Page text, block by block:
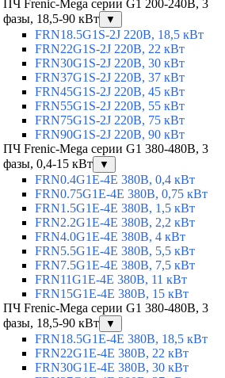
ПЧ Frenic-Mega серии G1 200-240В, 3
фазы, 18,5-90 кВт
▼
FRN18.5G1S-2J 220В, 18,5 кВт
FRN22G1S-2J 220В, 22 кВт
FRN30G1S-2J 220В, 30 кВт
FRN37G1S-2J 220В, 37 кВт
FRN45G1S-2J 220В, 45 кВт
FRN55G1S-2J 220В, 55 кВт
FRN75G1S-2J 220В, 75 кВт
FRN90G1S-2J 220В, 90 кВт
ПЧ Frenic-Mega серии G1 380-480В, 3
фазы, 0,4-15 кВт
▼
FRN0.4G1E-4E 380В, 0,4 кВт
FRN0.75G1E-4E 380В, 0,75 кВт
FRN1.5G1E-4E 380В, 1,5 кВт
FRN2.2G1E-4E 380В, 2,2 кВт
FRN4.0G1E-4E 380В, 4 кВт
FRN5.5G1E-4E 380В, 5,5 кВт
FRN7.5G1E-4E 380В, 7,5 кВт
FRN11G1E-4E 380В, 11 кВт
FRN15G1E-4E 380В, 15 кВт
ПЧ Frenic-Mega серии G1 380-480В, 3
фазы, 18,5-90 кВт
▼
FRN18.5G1E-4E 380В, 18,5 кВт
FRN22G1E-4E 380В, 22 кВт
FRN30G1E-4E 380В, 30 кВт